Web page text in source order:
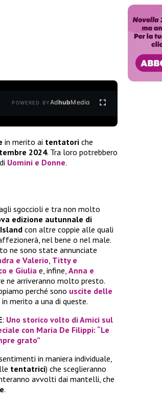
POWERED BYAdhubMedia
in merito ai tentatori che
2024. Tra loro potrebbero
Uomini e Donne.
sgoccioli e tra non molto
edizione autunnale di
con altre coppie alle quali
nel bene o nel male.
ne sono state annunciate
e Valerio, Titty e
e Giulia e, infine, Anna e
ne arriveranno molto presto.
perché sono uscite delle
in merito a una di queste.
: Uno storico volto di Amici sul
con Maria De Filippi: “Le
grato”
in maniera individuale,
tentatrici) che sceglieranno
avvolti dai mantelli, che
.